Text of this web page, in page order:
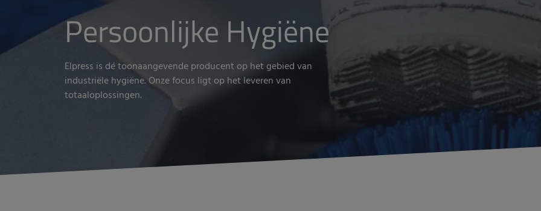
Persoonlijke Hygiëne
Elpress is dé toonaangevende producent op het gebied van
industriële hygiëne. Onze focus ligt op het leveren van
totaaloplossingen.